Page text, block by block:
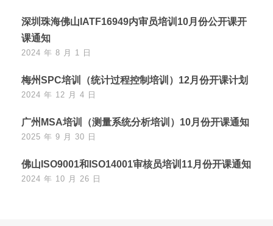
深圳珠海佛山IATF16949内审员培训10月份公开课开
课通知
2024 年 8 月 1 日
梅州SPC培训（统计过程控制培训）12月份开课计划
2024 年 12 月 4 日
广州MSA培训（测量系统分析培训）10月份开课通知
2025 年 9 月 30 日
佛山ISO9001和ISO14001审核员培训11月份开课通知
2024 年 10 月 26 日